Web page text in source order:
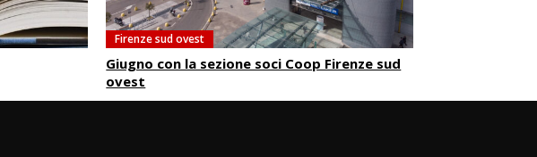
Firenze sud ovest
Giugno con la sezione soci Coop Firenze sud
ovest